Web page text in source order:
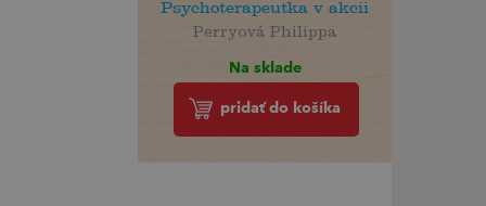
Psychoterapeutka v akcii
Perryová Philippa
Na sklade
pridať do košíka